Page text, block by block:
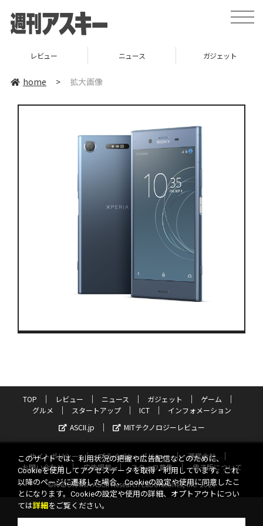
toggle
レビュー ニュース ガジェット
home > 拡大画像
TOP レビュー ニュース ガジェット
ゲーム
グルメ
スタートアップ ICT
インフォメーション
ASCII.jp
MITテクノロジーレビュー
サイトポリシー プライバシーポリシー
運営会社
お問い合わせ
広告掲載 スタッフ募集
電子版について
©KADOKAWA ASCII Research Laboratories, Inc. 2026
このサイトでは、利用状況の把握や広告配信などのために、
Cookieを使用してアクセスデータを取得・利用しています。これ
以降のページに遷移した場合、Cookieの設定や使用に同意したこ
とになります。Cookieの設定や使用の詳細、オプトアウトについ
ては詳細 をご覧ください。